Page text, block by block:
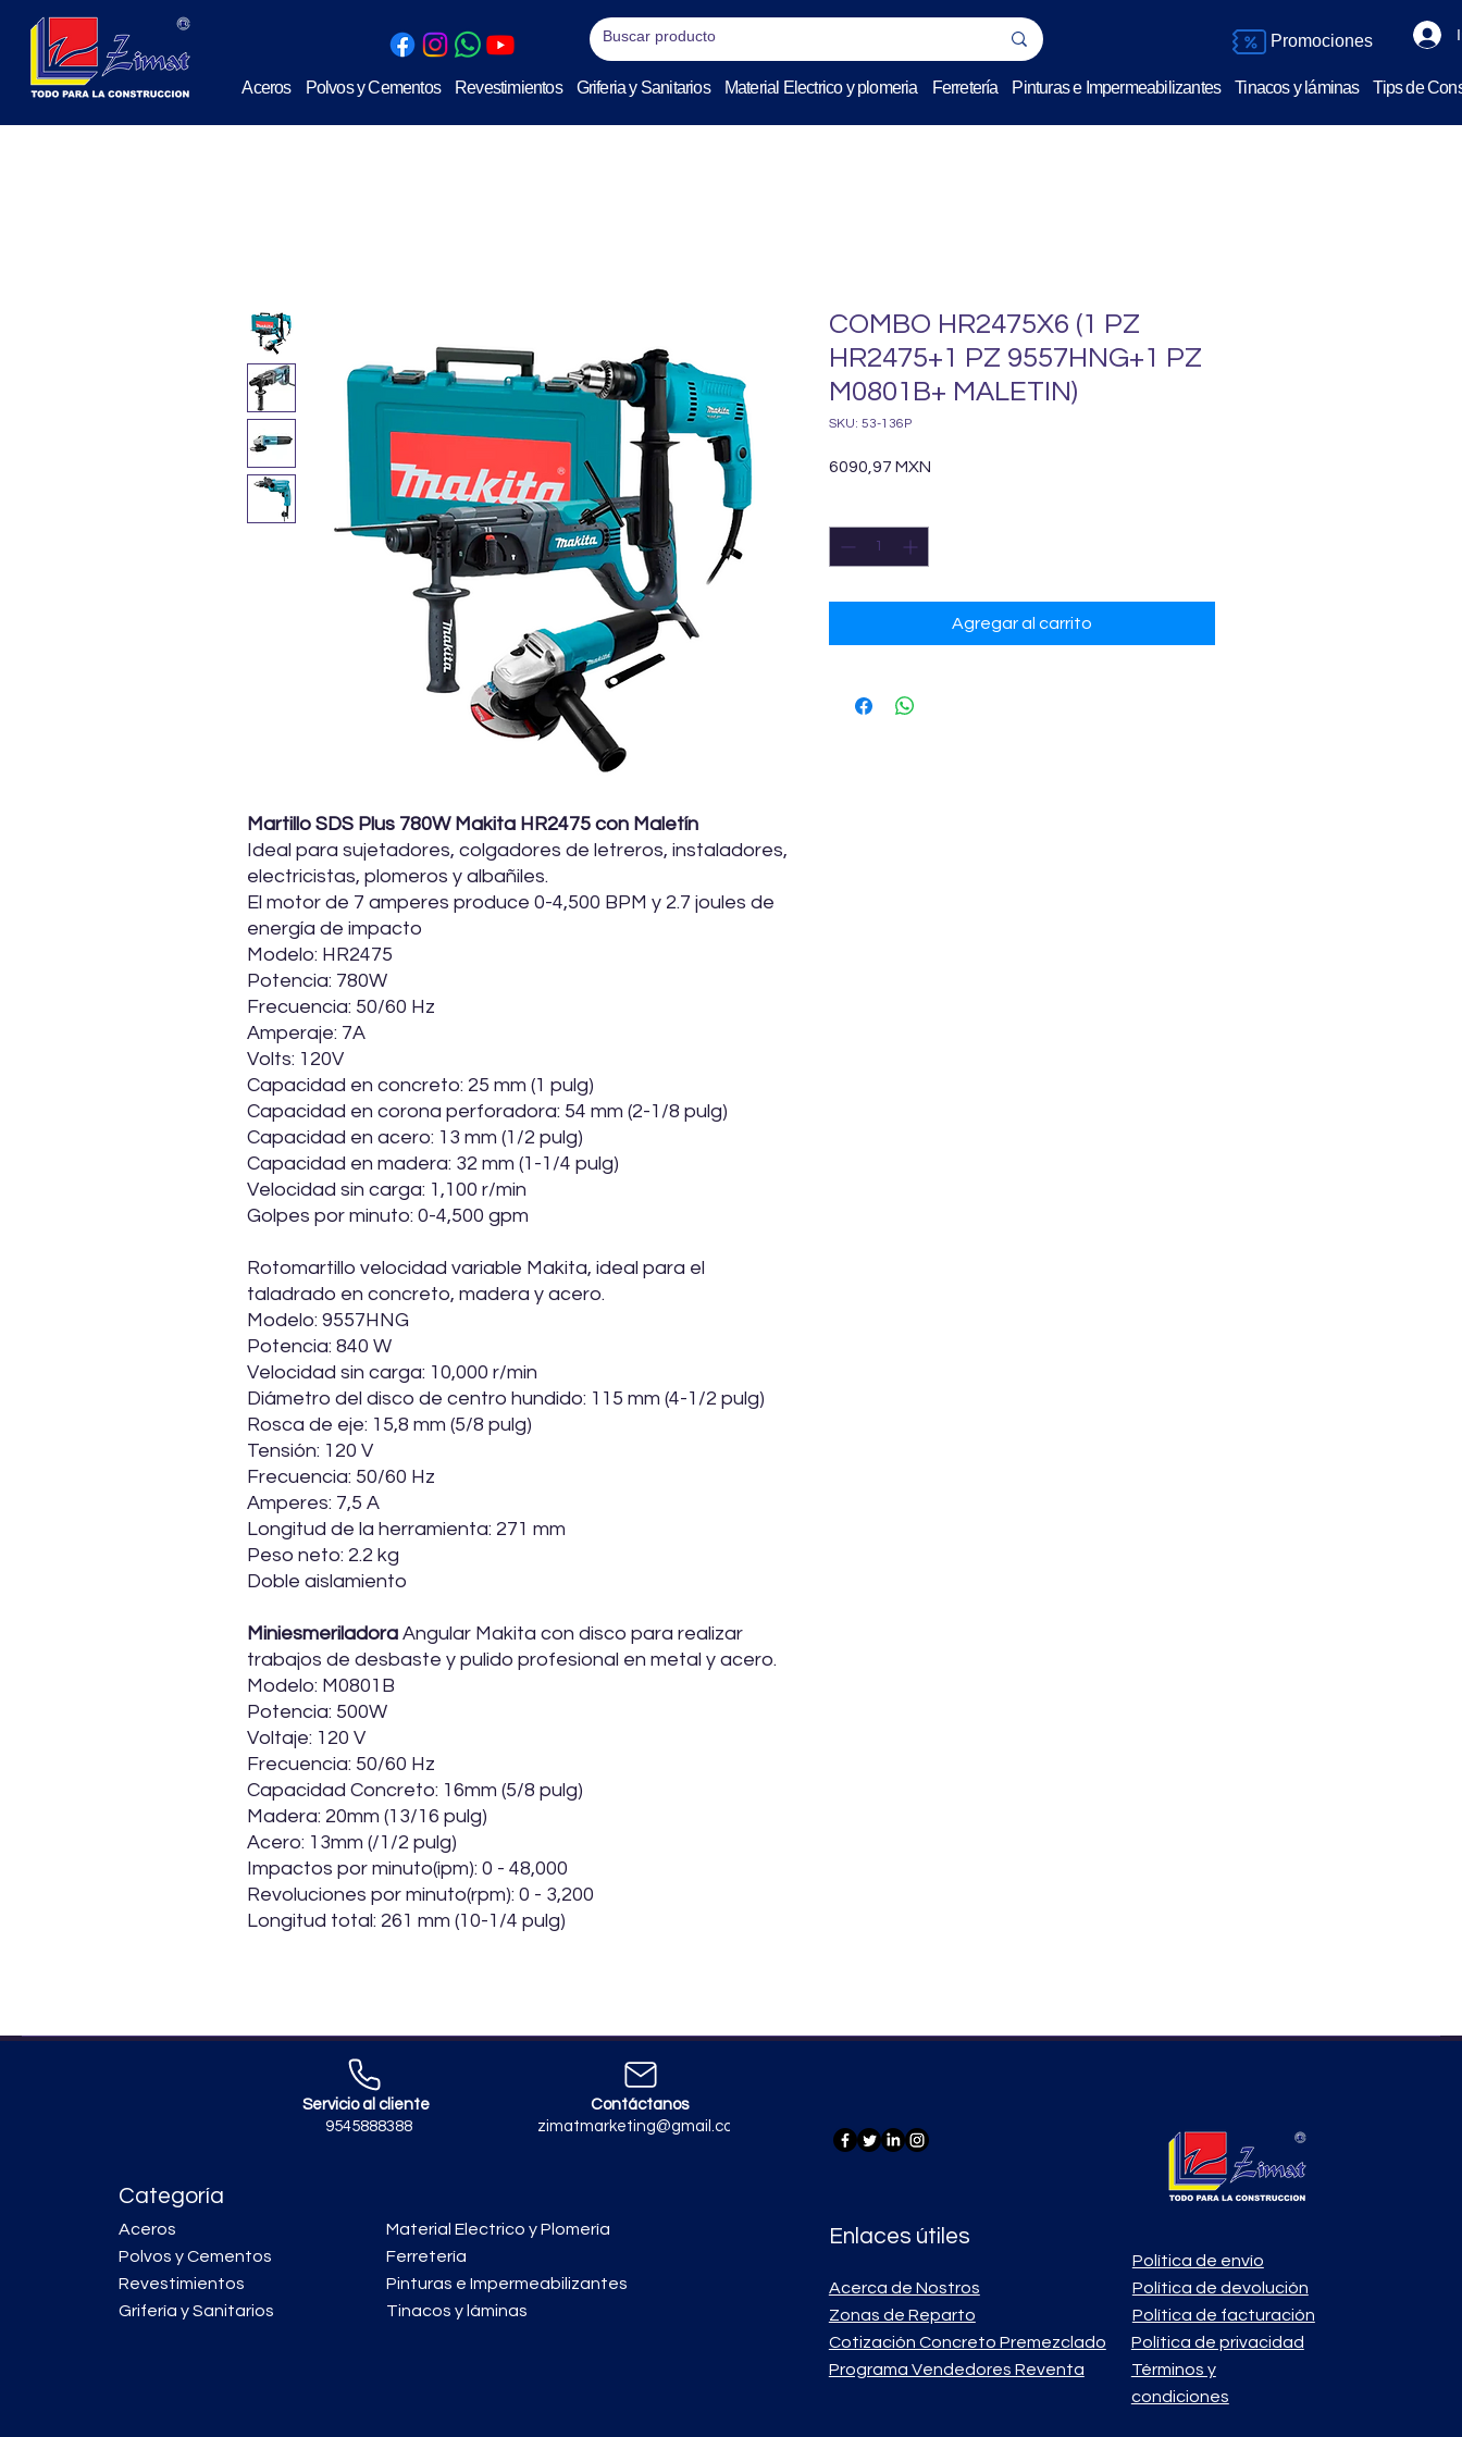
Aceros Polvos y Cementos Revestimientos Griferia y Sanitarios Material Electrico y plomeria Ferretería Pinturas e Impermeabilizantes Tinacos y láminas Tips de
Promociones
Martillo SDS Plus 780W Makita HR2475 con Maletín
Ideal para sujetadores, colgadores de letreros, instaladores,
electricistas, plomeros y albañiles.
El motor de 7 amperes produce 0-4,500 BPM y 2.7 joules de
energía de impacto
Modelo: HR2475
Potencia: 780W
Frecuencia: 50/60 Hz
Amperaje: 7A
Volts: 120V
Capacidad en concreto: 25 mm (1 pulg)
Capacidad en corona perforadora: 54 mm (2-1/8 pulg)
Capacidad en acero: 13 mm (1/2 pulg)
Capacidad en madera: 32 mm (1-1/4 pulg)
Velocidad sin carga: 1,100 r/min
Golpes por minuto: 0-4,500 gpm
Rotomartillo velocidad variable Makita, ideal para el
taladrado en concreto, madera y acero.
Modelo: 9557HNG
Potencia: 840 W
Velocidad sin carga: 10,000 r/min
Diámetro del disco de centro hundido: 115 mm (4-1/2 pulg)
Rosca de eje: 15,8 mm (5/8 pulg)
Tensión: 120 V
Frecuencia: 50/60 Hz
Amperes: 7,5 A
Longitud de la herramienta: 271 mm
Peso neto: 2.2 kg
Doble aislamiento
Miniesmeriladora Angular Makita con disco para realizar
trabajos de desbaste y pulido profesional en metal y acero.
Modelo: M0801B
Potencia: 500W
Voltaje: 120 V
Frecuencia: 50/60 Hz
Capacidad Concreto: 16mm (5/8 pulg)
Madera: 20mm (13/16 pulg)
Acero: 13mm (/1/2 pulg)
Impactos por minuto(ipm): 0 - 48,000
Revoluciones por minuto(rpm): 0 - 3,200
Longitud total: 261 mm (10-1/4 pulg)
COMBO HR2475X6 (1 PZ
HR2475+1 PZ 9557HNG+1 PZ
M0801B+ MALETIN)
SKU: 53-136P
6090,97 MXN
Agregar al carrito
Servicio al cliente
9545888388
Contáctanos
zimatmarketing@gmail.com
Categoría
Aceros
Polvos y Cementos
Revestimientos
Grifería y Sanitarios
Material Electrico y Plomería
Ferretería
Pinturas e Impermeabilizantes
Tinacos y láminas
Enlaces útiles
Política de envío
Acerca de Nostros
Zonas de Reparto
Cotización Concreto Premezclado
Programa Vendedores Reventa
Política de devolución
Política de facturación
Política de privacidad
Términos y
condiciones